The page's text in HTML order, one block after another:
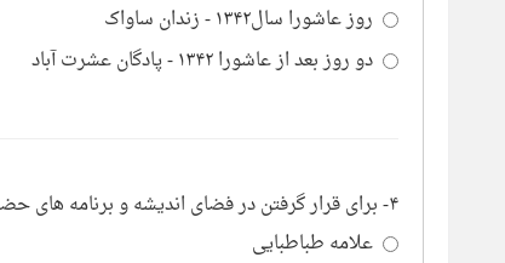
روز عاشورا سال۱۳۴۲ - زندان ساواک
دو روز بعد از عاشورا ۱۳۴۲ - پادگان عشرت آباد
۴- برای قرار گرفتن در فضای اندیشه و برنامه های حضرت امام، خانم حدیدچی به دیدار چه کسانی می رفتند؟
علامه طباطبایی